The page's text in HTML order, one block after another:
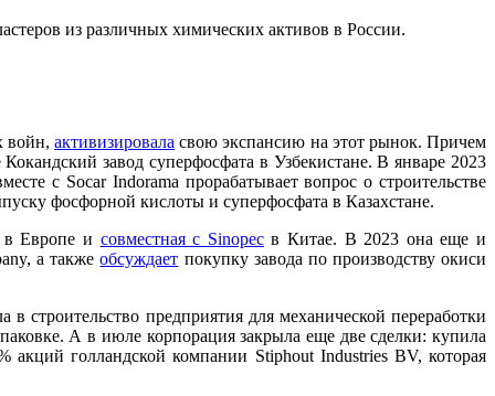
из различных химических активов в России.
войн,активизировала свою экспансию на этот рынок. Причем
завод суперфосфата в Узбекистане. В январе 2023
с Socar Indorama прорабатывает вопрос о строительстве
фосфорной кислоты и суперфосфата в Казахстане.
Европе и совместная с Sinopecв Китае. В 2023 она еще и
а такжеобсуждает покупку завода по производству окиси
предприятия для механической переработки
А в июле корпорация закрыла еще две сделки: купила
голландской компании Stiphout Industries BV, которая